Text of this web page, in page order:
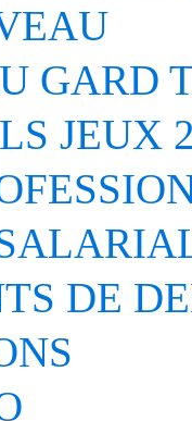
GARD
JEUX
DE